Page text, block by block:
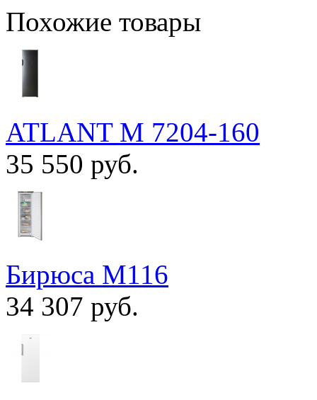
Похожие товары
ATLANT М 7204-160
35 550 руб.
Бирюса M116
34 307 руб.